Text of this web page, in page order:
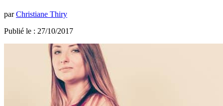
par Christiane Thiry
Publié le : 27/10/2017